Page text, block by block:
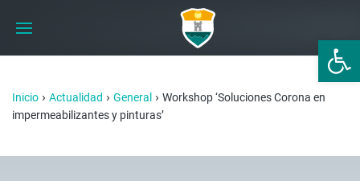
Abrir
Inicio › Actualidad › General › Workshop ‘Soluciones Corona en
impermeabilizantes y pinturas’